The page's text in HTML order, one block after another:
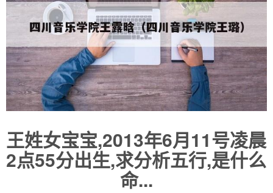
王姓女宝宝,2013年6月11号凌晨
2点55分出生,求分析五行,是什么
命...